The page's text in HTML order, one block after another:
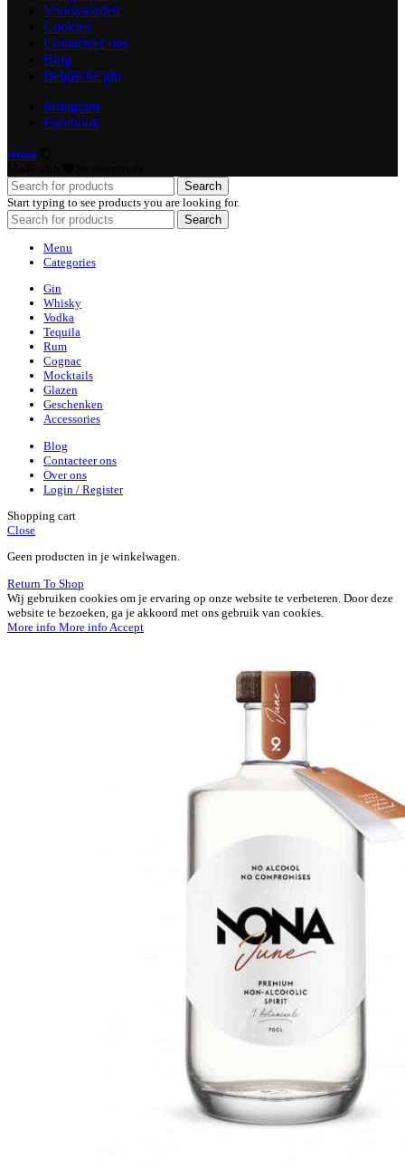
Voorwaarden
Cookies
Contacteer ons
Blog
Belgische gin
Instagram
Facebook
nomu
Search
Start typing to see products you are looking for.
Search
Menu
Categories
Gin
Whisky
Vodka
Tequila
Rum
Cognac
Mocktails
Glazen
Geschenken
Accessories
Blog
Contacteer ons
Over ons
Login / Register
Shopping cart
Close
Geen producten in je winkelwagen.
Return To Shop
Wij gebruiken cookies om je ervaring op onze website te verbeteren. Door deze
website te bezoeken, ga je akkoord met ons gebruik van cookies.
More info More info Accept